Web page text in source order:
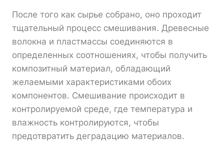
После того как сырье собрано, оно проходит
тщательный процесс смешивания. Древесные
волокна и пластмассы соединяются в
определенных соотношениях, чтобы получить
композитный материал, обладающий
желаемыми характеристиками обоих
компонентов. Смешивание происходит в
контролируемой среде, где температура и
влажность контролируются, чтобы
предотвратить деградацию материалов.